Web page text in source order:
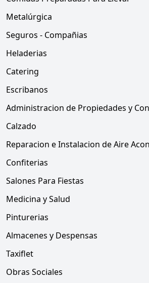
Metalúrgica
Seguros - Compañias
Heladerias
Catering
Escribanos
Administracion de Propiedades y
Calzado
Reparacion e Instalacion de Aire
Confiterias
Salones Para Fiestas
Medicina y Salud
Pinturerias
Almacenes y Despensas
Taxiflet
Obras Sociales